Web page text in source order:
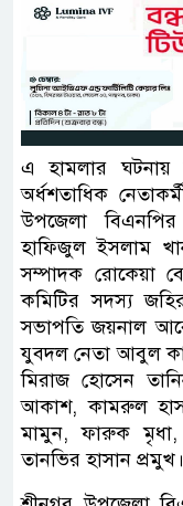
এ হামলার ঘটনায়
অর্ধশতাধিক
উপজেলা
হাফিজুল ইসলাম
সম্পাদক রোকেয়া
কমিটির সদস্য
সভাপতি জয়নাল
যুবদল নেতা আবুল
মিরাজ হোসেন
আকাশ, কামরুল
মামুন, ফারুক মৃধা,
তানভির হাসান প্রমুখ।